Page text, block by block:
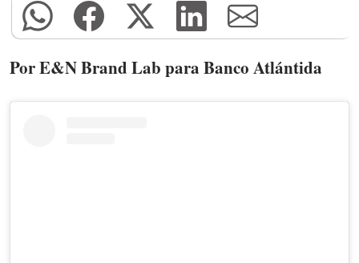
Por E&N Brand Lab para Banco Atlántida